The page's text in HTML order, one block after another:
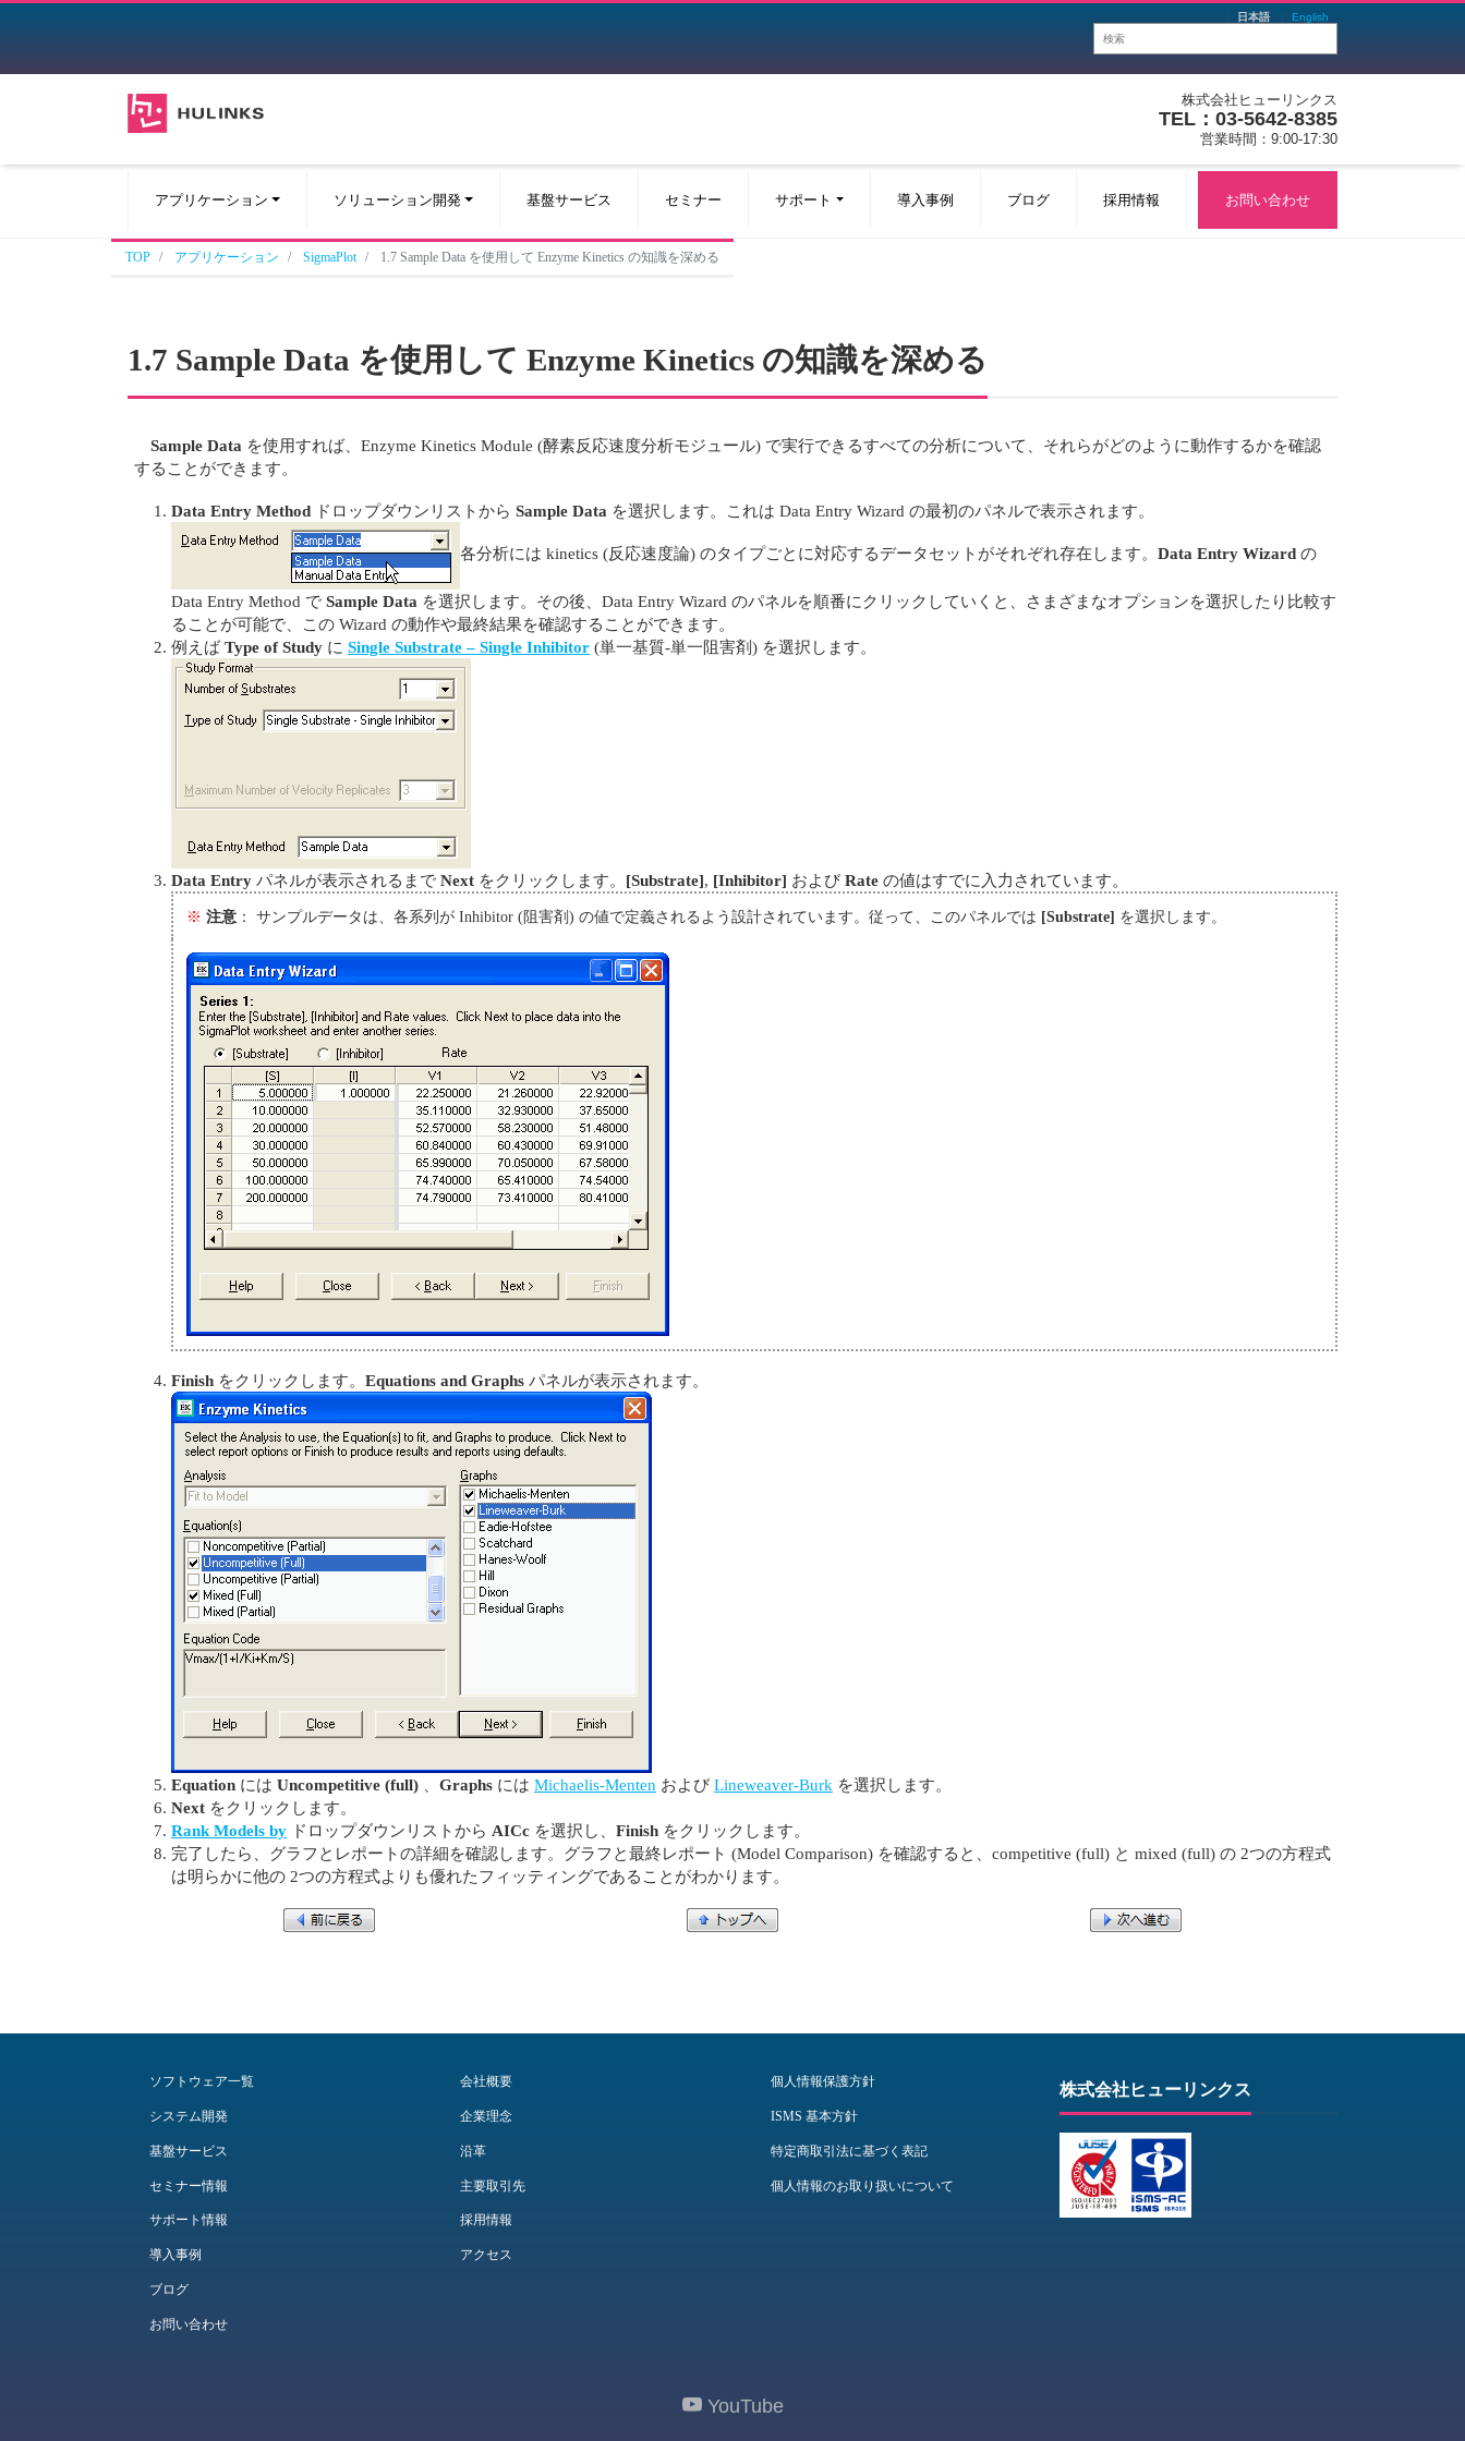
日本語 English
株式会社ヒューリンクス
TEL：03-5642-8385
営業時間：9:00-17:30
アプリケーション ソリューション開発 基盤サービス セミナー サポート 導入事例 ブログ 採用情報 お問い合わせ
TOP アプリケーション SigmaPlot 1.7 Sample Data を使用して Enzyme Kinetics の知識を深める
1.7 Sample Data を使用して Enzyme Kinetics の知識を深める
Sample Data を使用すれば、Enzyme Kinetics Module (酵素反応速度分析モジュール) で実行できるすべての分析について、それらがどのように動作するかを確認
することができます。
Data Entry Method ドロップダウンリストから Sample Data を選択します。これは Data Entry Wizard の最初のパネルで表示されます。
各分析には kinetics (反応速度論) のタイプごとに対応するデータセットがそれぞれ存在します。 Data Entry Wizard の
Data Entry Method で Sample Data を選択します。その後、Data Entry Wizard のパネルを順番にクリックしていくと、さまざまなオプションを選択したり比較す
ることが可能で、この Wizard の動作や最終結果を確認することができます。
例えばType of Study に Single Substrate – Single Inhibitor (単一基質-単一阻害剤) を選択します。
Data Entry パネルが表示されるまで Next をクリックします。 [Substrate], [Inhibitor] および Rate の値はすでに入力されています。
※ 注意 ： サンプルデータは、各系列が Inhibitor (阻害剤) の値で定義されるよう設計されています。従って、このパネルでは [Substrate] を選択します。
Finish をクリックします。 Equations and Graphs パネルが表示されます。
Equation には Uncompetitive (full) Graphs には Michaelis-Menten および Lineweaver-Burk を選択します。
Next をクリックします。
Rank Models by ドロップダウンリストから AICc を選択し、 Finish をクリックします。
完了したら、グラフとレポートの詳細を確認します。グラフと最終レポート (Model Comparison) を確認すると、competitive (full) と mixed (full) の 2つの方程式
は明らかに他の 2つの方程式よりも優れたフィッティングであることがわかります。
ソフトウェア一覧
システム開発
基盤サービス
セミナー情報
サポート情報
導入事例
ブログ
お問い合わせ
会社概要
企業理念
沿革
主要取引先
採用情報
アクセス
個人情報保護方針
ISMS 基本方針
特定商取引法に基づく表記
個人情報のお取り扱いについて
株式会社ヒューリンクス
YouTube